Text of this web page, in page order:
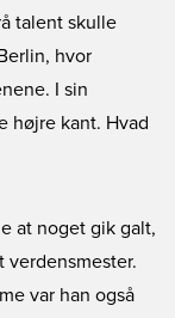
talent skulle
hvor
I sin
højre kant. Hvad
at noget gik galt,
verdensmester.
var han også